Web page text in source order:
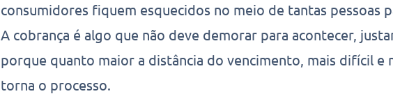
consumidores fiquem esquecidos no meio de tantas pessoas
A cobrança é algo que não deve demorar para acontecer,
porque quanto maior a distância do vencimento, mais difícil e
torna o processo.